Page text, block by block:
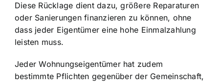
Diese Rücklage dient dazu, größere Reparaturen
oder Sanierungen finanzieren zu können, ohne
dass jeder Eigentümer eine hohe Einmalzahlung
leisten muss.
Jeder Wohnungseigentümer hat zudem
bestimmte Pflichten gegenüber der Gemeinschaft,